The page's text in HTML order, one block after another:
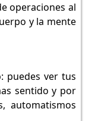
operaciones al
y la mente
puedes ver tus
sentido y por
automatismos